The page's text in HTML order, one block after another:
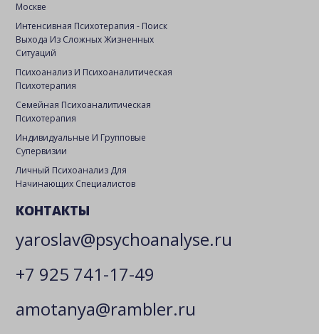
Москве
Интенсивная Психотерапия - Поиск
Выхода Из Сложных Жизненных
Ситуаций
Психоанализ И Психоаналитическая
Психотерапия
Семейная Психоаналитическая
Психотерапия
Индивидуальные И Групповые
Супервизии
Личный Психоанализ Для
Начинающих Специалистов
КОНТАКТЫ
yaroslav@psychoanalyse.ru
+7 925 741-17-49
amotanya@rambler.ru